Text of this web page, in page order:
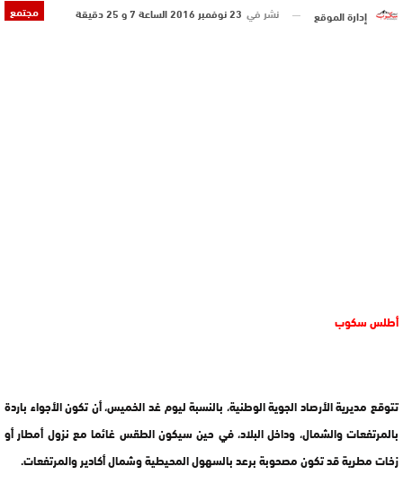
مجتمع إدارة الموقع نشر في 23 نوفمبر 2016 الساعة 7 و 25 دقيقة
أطلس سكوب
تتوقع مديرية الأرصاد الجوية الوطنية، بالنسبة ليوم غد الخميس، أن تكون الأجواء باردة
بالمرتفعات والشمال، وداخل البلاد، في حين سيكون الطقس غائما مع نزول أمطار أو
زخات مطرية قد تكون مصحوبة برعد بالسهول المحيطية وشمال أكادير والمرتفعات.